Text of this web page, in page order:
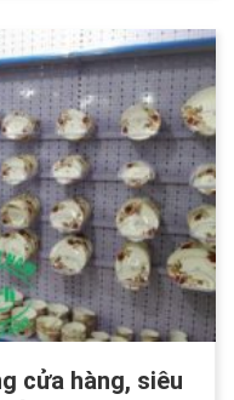
cửa hàng, siêu